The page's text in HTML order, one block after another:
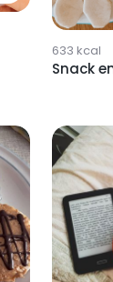
633 kcal
Snack